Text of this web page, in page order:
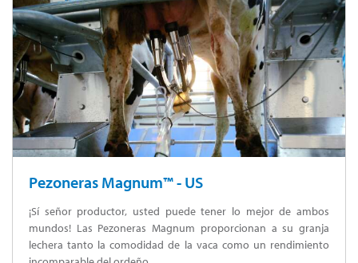
Pezoneras Magnum™ - US
¡Sí señor productor, usted puede tener lo mejor de ambos
mundos! Las Pezoneras Magnum proporcionan a su granja
lechera tanto la comodidad de la vaca como un rendimiento